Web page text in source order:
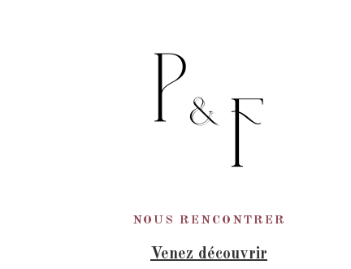
NOUS RENCONTRER
Venez découvrir